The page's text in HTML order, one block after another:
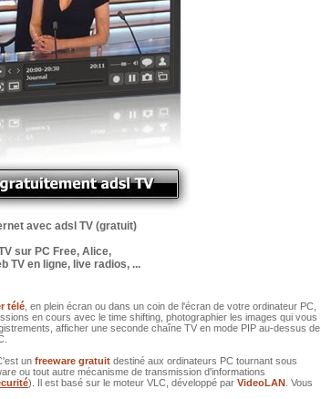
avec adsl TV (gratuit)
sur PC Free, Alice,
TV en ligne, live radios, ...
télé , en plein écran ou dans un coin de l'écran de votre ordinateur PC,
en cours avec le time shifting, photographier les images qui vous
afficher une seconde chaîne TV en mode PIP au-dessus de
un freeware gratuit destiné aux ordinateurs PC tournant sous
ou tout autre mécanisme de transmission d'informations
). Il est basé sur le moteur VLC, développé par VideoLAN . Vous